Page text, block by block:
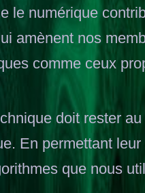
le numérique
amènent nos
comme ceux
doit rester
En permettant
que nous